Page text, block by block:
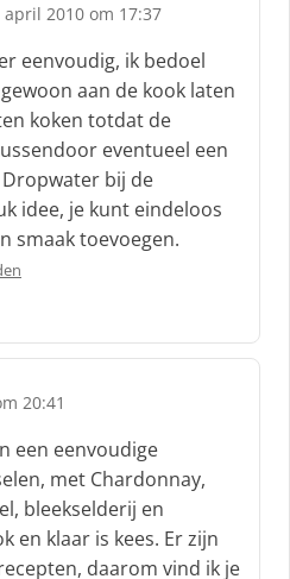
april 2010 om 17:37
eenvoudig, ik bedoel
aan de kook laten
koken totdat de
eventueel een
bij de
idee, je kunt eindeloos
smaak toevoegen.
20:41
een eenvoudige
met Chardonnay,
bleekselderij en
en klaar is kees. Er zijn
daarom vind ik je